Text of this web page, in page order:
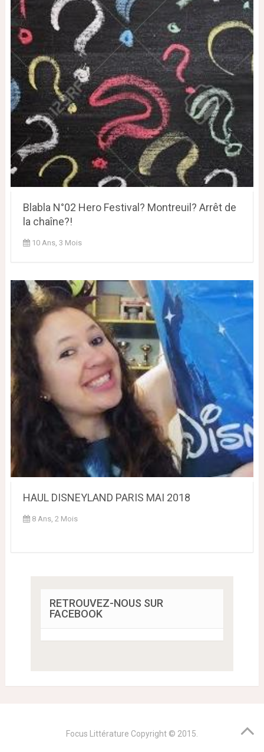
Blabla N°02 Hero Festival? Montreuil? Arrêt de
la chaîne?!
10 Ans, 3 Mois
HAUL DISNEYLAND PARIS MAI 2018
8 Ans, 2 Mois
RETROUVEZ-NOUS SUR
FACEBOOK
Focus Littérature Copyright © 2015.